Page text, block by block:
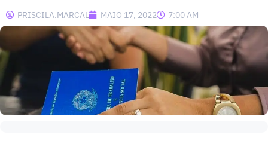
PRISCILA.MARCAL MAIO 17, 2022 7:00 AM